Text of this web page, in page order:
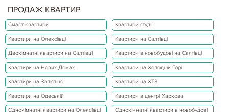
ПРОДАЖ КВАРТИР
Смарт квартири Квартири студії
Квартири на Олексіївці Квартири на Салтівці
Двокімнатні квартири на Салтівці Квартири в новобудові на Салтівці
Квартири на Нових Домах Квартири на Холодній Горі
Квартири на Залютіно Квартири на ХТЗ
Квартири на Одеській Квартири в центрі Харкова
Однокімнатні квартири на Олексіївці Однокімнатні квартири в новобудові